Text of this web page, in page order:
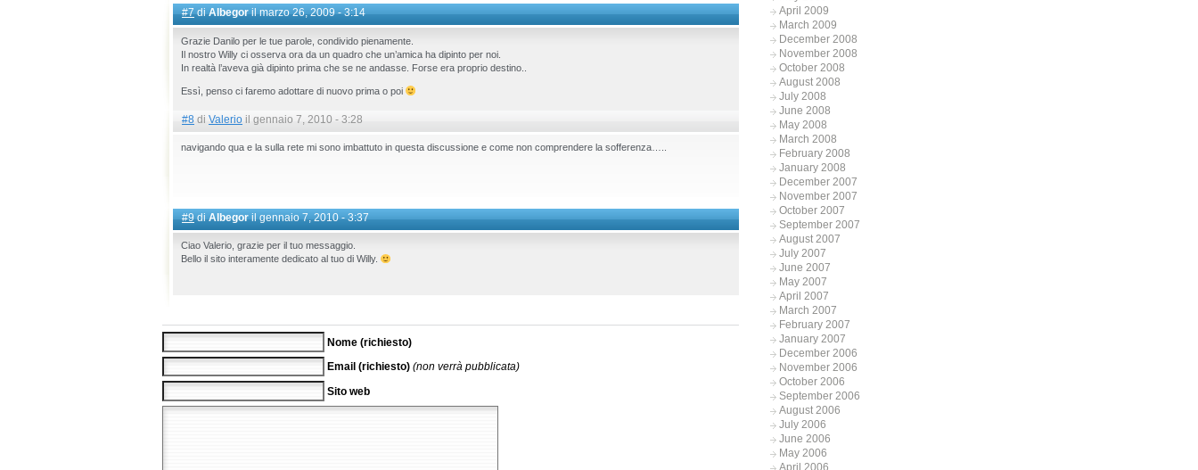
#7diAlbegoril marzo 26, 2009 - 3:14
Grazie Danilo per le tue parole, condivido pienamente.
Il nostro Willy ci osserva ora da un quadro che un’amica ha dipinto per noi.
In realtà l’aveva già dipinto prima che se ne andasse. Forse era proprio destino..
Essì, penso ci faremo adottare di nuovo prima o poi
#8 di Valerio il gennaio 7, 2010 - 3:28
navigando qua e la sulla rete mi sono imbattuto in questa discussione e come non comprendere la sofferenza…..
#9diAlbegoril gennaio 7, 2010 - 3:37
Ciao Valerio, grazie per il tuo messaggio.
Bello il sito interamente dedicato al tuo di Willy.
Nome (richiesto)
Email (richiesto) (non verrà pubblicata)
Sito web
April 2009
March 2009
December 2008
November 2008
October 2008
August 2008
July 2008
June 2008
May 2008
March 2008
February 2008
January 2008
December 2007
November 2007
October 2007
September 2007
August 2007
July 2007
June 2007
May 2007
April 2007
March 2007
February 2007
January 2007
December 2006
November 2006
October 2006
September 2006
August 2006
July 2006
June 2006
May 2006
April 2006